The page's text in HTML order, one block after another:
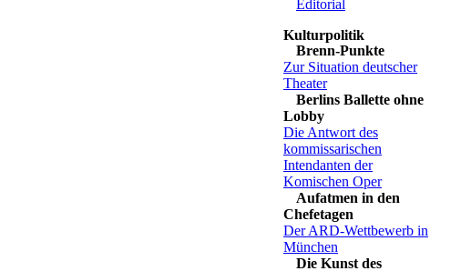
Editorial
Brenn-Punkte
Zur Situation deutscher
Theater
Berlins Ballette ohne
Lobby
Die Antwort des
kommissarischen
Intendanten der
Komischen Oper
Aufatmen in den
Chefetagen
Der ARD-Wettbewerb in
München
Die Kunst des